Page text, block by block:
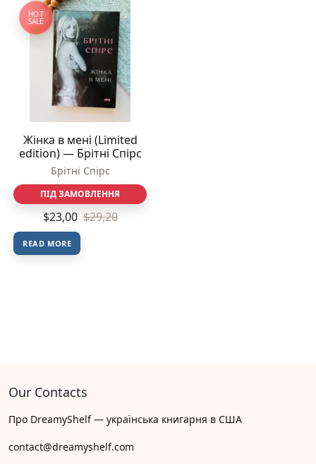
HOT
SALE
Жінка в мені (Limited
edition) — Брітні Спірс
Брітні Спірс
ПІД ЗАМОВЛЕННЯ
$23,00 $29,20
READ MORE
Our Contacts
Про DreamyShelf — українська книгарня в США
contact@dreamyshelf.com